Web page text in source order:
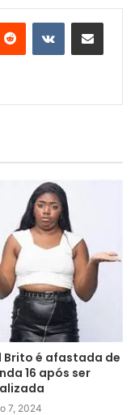
Brito é afastada de
16 após ser
7, 2024